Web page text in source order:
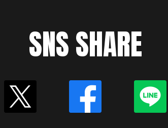
SNS SHARE